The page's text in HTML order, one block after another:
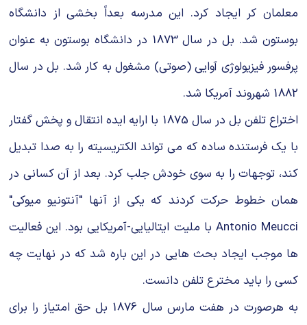
معلمان کر ایجاد کرد. این مدرسه بعداً بخشی از دانشگاه
بوستون شد. بل در سال 1873 در دانشگاه بوستون به عنوان
پرفسور فیزیولوژی آوایی (صوتی) مشغول به کار شد. بل در سال
1882 شهروند آمریکا شد.
اختراع تلفن بل در سال 1875 با ارایه ایده انتقال و پخش گفتار
با یک فرستنده ساده که می تواند الکتریسیته را به صدا تبدیل
کند، توجهات را به سوی خودش جلب کرد. بعد از آن کسانی در
همان خطوط حرکت کردند که یکی از آنها "آنتونیو میوکی"
Antonio Meucci با ملیت ایتالیایی-آمریکایی بود. این فعالیت
ها موجب ایجاد بحث هایی در این باره شد که در نهایت چه
کسی را باید مخترع تلفن دانست.
به هرصورت در هفت مارس سال 1876 بل حق امتیاز را برای